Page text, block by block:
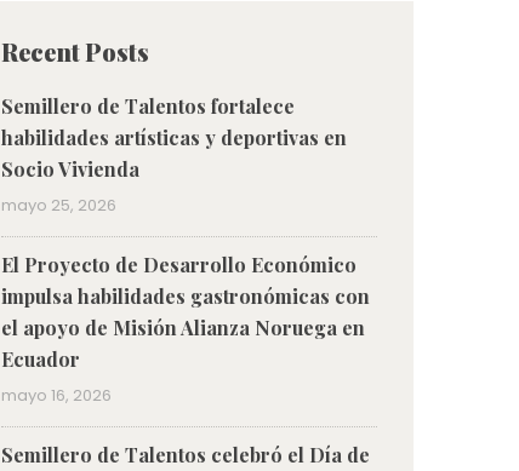
Recent Posts
Semillero de Talentos fortalece
habilidades artísticas y deportivas en
Socio Vivienda
mayo 25, 2026
El Proyecto de Desarrollo Económico
impulsa habilidades gastronómicas con
el apoyo de Misión Alianza Noruega en
Ecuador
mayo 16, 2026
Semillero de Talentos celebró el Día de